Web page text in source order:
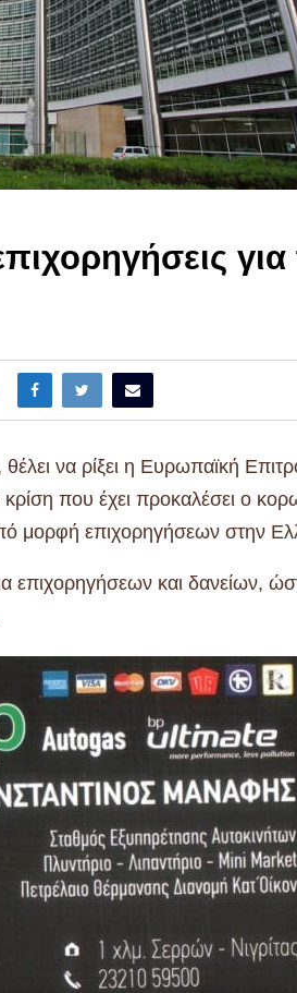
για
να ρίξει η Ευρωπαϊκή
που έχει προκαλέσει ο
μορφή επιχορηγήσεων στην
επιχορηγήσεων και δανείων,